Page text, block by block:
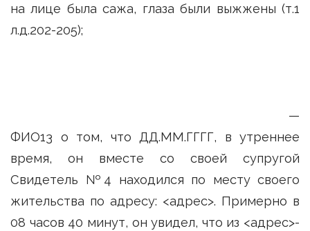
на лице была сажа, глаза были выжжены (т.1
л.д.202-205);
—
ФИО13 о том, что ДД.ММ.ГГГГ, в утреннее
время, он вместе со своей супругой
Свидетель №4 находился по месту своего
жительства по адресу: <адрес>. Примерно в
08 часов 40 минут, он увидел, что из <адрес>-